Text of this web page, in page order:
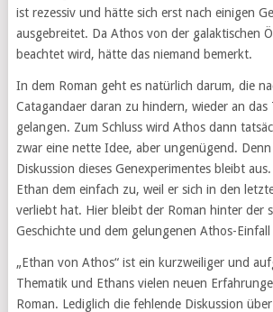
ist rezessiv und hätte sich erst nach einigen
ausgebreitet. Da Athos von der galaktischen
beachtet wird, hätte das niemand bemerkt.
In dem Roman geht es natürlich darum, die
Catagandaer daran zu hindern, wieder an das
gelangen. Zum Schluss wird Athos dann
zwar eine nette Idee, aber ungenügend.
Diskussion dieses Genexperimentes bleibt
Ethan dem einfach zu, weil er sich in den
verliebt hat. Hier bleibt der Roman hinter der
Geschichte und dem gelungenen Athos-
„Ethan von Athos“ ist ein kurzweiliger und
Thematik und Ethans vielen neuen
Roman. Lediglich die fehlende Diskussion